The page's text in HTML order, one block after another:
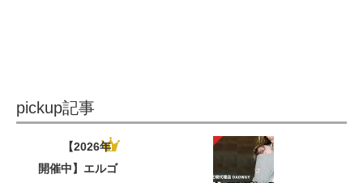
pickup記事
【2026年
開催中】エルゴ